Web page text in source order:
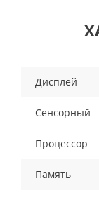
Дисплей
Сенсорный
Процессор
Память